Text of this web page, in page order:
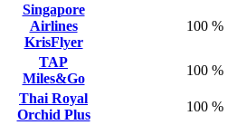
Singapore
Airlines
KrisFlyer
100 %
TAP
Miles&Go
100 %
Thai Royal
Orchid Plus
100 %